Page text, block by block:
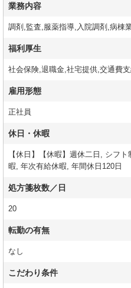
業務内容
調剤,監査,服薬指導,入院調剤,病棟
福利厚生
社会保険,退職金,社宅提供,交通費
雇用形態
正社員
休日・休暇
【休日】【休暇】週休二日, シフ
暇, 年次有給休暇, 年間休日120日
処方箋枚数／日
20
転勤の有無
なし
こだわり条件